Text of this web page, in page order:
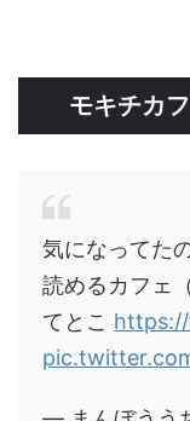
モキチカ
気になってた
読めるカフェ
てとこ